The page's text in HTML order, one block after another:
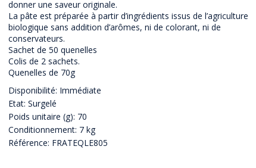
donner une saveur originale.
La pâte est préparée à partir d’ingrédients issus de l’agriculture
biologique sans addition d’arômes, ni de colorant, ni de
conservateurs.
Sachet de 50 quenelles
Colis de 2 sachets.
Quenelles de 70g
Disponibilité: Immédiate
Etat: Surgelé
Poids unitaire (g): 70
Conditionnement: 7 kg
Référence: FRATEQLE805